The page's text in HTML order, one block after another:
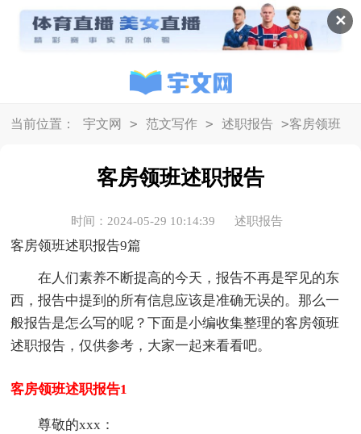
✕
当前位置： 宇文网 > 范文写作 > 述职报告 >客房领班
客房领班述职报告
时间：2024-05-29 10:14:39 述职报告
客房领班述职报告9篇
在人们素养不断提高的今天，报告不再是罕见的东
西，报告中提到的所有信息应该是准确无误的。那么一
般报告是怎么写的呢？下面是小编收集整理的客房领班
述职报告，仅供参考，大家一起来看看吧。
客房领班述职报告1
尊敬的xxx：